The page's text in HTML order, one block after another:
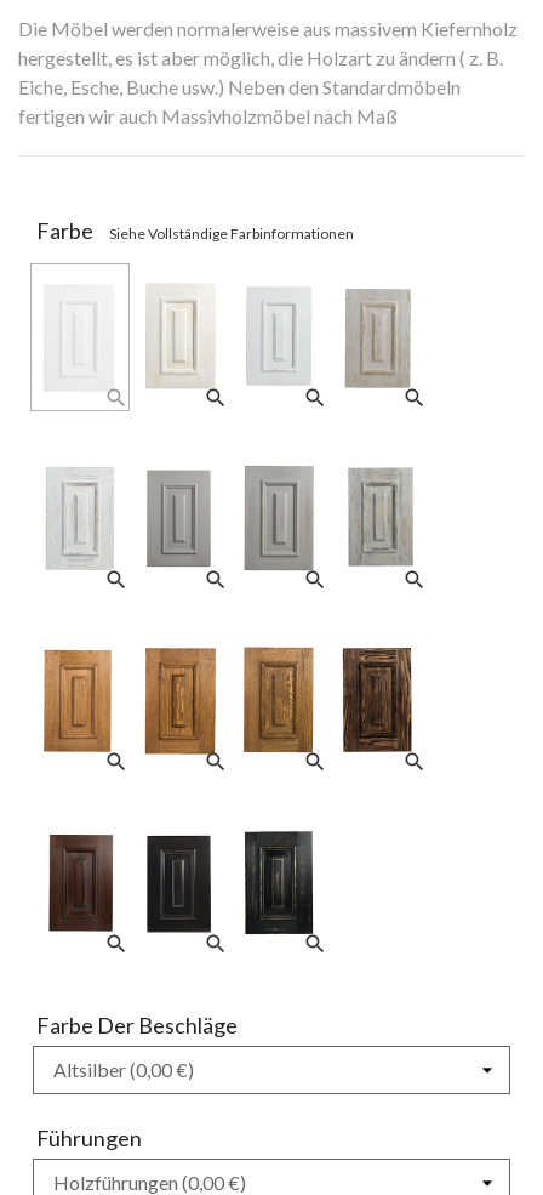
Die Möbel werden normalerweise aus massivem Kiefernholz
hergestellt, es ist aber möglich, die Holzart zu ändern ( z. B.
Eiche, Esche, Buche usw.) Neben den Standardmöbeln
fertigen wir auch Massivholzmöbel nach Maß
Lieferzeit: 4-6 Wochen
Farbe Siehe Vollständige Farbinformationen
search search search search
search search search search
search search search search
search search search
Farbe Der Beschläge
Führungen